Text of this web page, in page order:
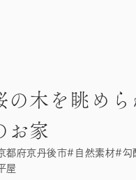
の木を眺め
お家
都府京丹後市#自然素材#勾
屋